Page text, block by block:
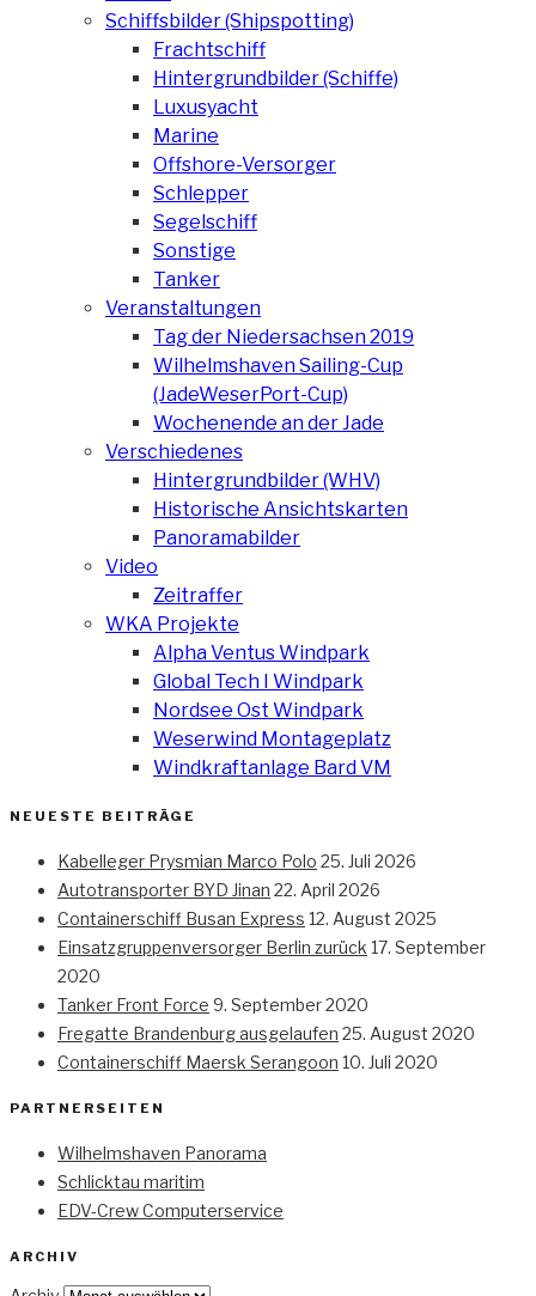
Schiffsbilder (Shipspotting)
Frachtschiff
Hintergrundbilder (Schiffe)
Luxusyacht
Marine
Offshore-Versorger
Schlepper
Segelschiff
Sonstige
Tanker
Veranstaltungen
Tag der Niedersachsen 2019
Wilhelmshaven Sailing-Cup
(JadeWeserPort-Cup)
Wochenende an der Jade
Verschiedenes
Hintergrundbilder (WHV)
Historische Ansichtskarten
Panoramabilder
Video
Zeitraffer
WKA Projekte
Alpha Ventus Windpark
Global Tech I Windpark
Nordsee Ost Windpark
Weserwind Montageplatz
Windkraftanlage Bard VM
NEUESTE BEITRÄGE
Kabelleger Prysmian Marco Polo 25. Juli 2026
Autotransporter BYD Jinan 22. April 2026
Containerschiff Busan Express 12. August 2025
Einsatzgruppenversorger Berlin zurück 17. September
2020
Tanker Front Force 9. September 2020
Fregatte Brandenburg ausgelaufen 25. August 2020
Containerschiff Maersk Serangoon 10. Juli 2020
PARTNERSEITEN
Wilhelmshaven Panorama
Schlicktau maritim
EDV-Crew Computerservice
ARCHIV